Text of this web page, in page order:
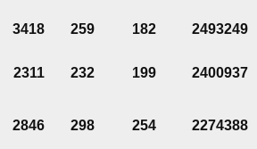
3418 259 182 2493249
2311 232 199 2400937
2846 298 254 2274388